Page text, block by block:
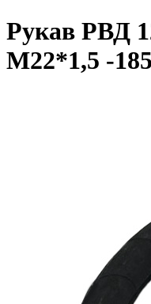
Рукав РВД
М22*1,5 -